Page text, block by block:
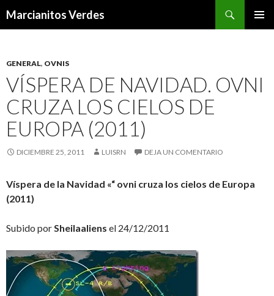
Marcianitos Verdes
GENERAL, OVNIS
VÍSPERA DE NAVIDAD. OVNI
CRUZA LOS CIELOS DE
EUROPA (2011)
DICIEMBRE 25, 2011 LUISRN DEJA UN COMENTARIO
Víspera de la Navidad «“ ovni cruza los cielos de Europa
(2011)
Subido porSheilaaliens el 24/12/2011